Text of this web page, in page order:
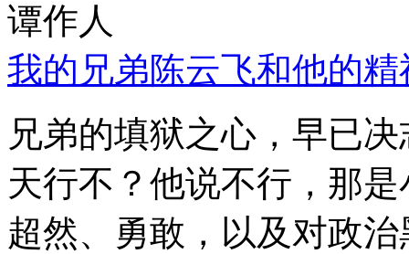
谭作人
我的兄弟陈云飞和他的
兄弟的填狱之心，早已
天行不？他说不行，那
超然、勇敢，以及对政